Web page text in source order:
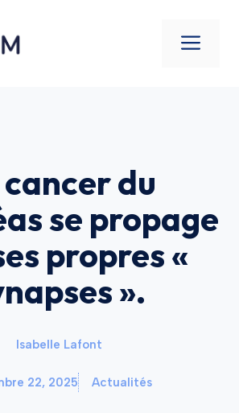
cancer du
se propage
propres «
».
Isabelle Lafont
22, 2025 Actualités